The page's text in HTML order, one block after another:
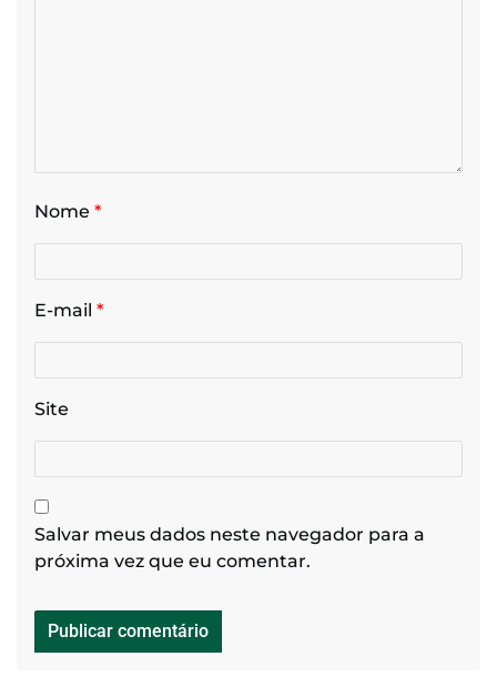
Nome *
E-mail *
Site
Salvar meus dados neste navegador para a
próxima vez que eu comentar.